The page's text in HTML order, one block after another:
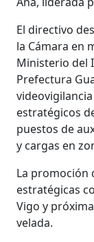
El directivo
la Cámara en
Ministerio del
Prefectura
estratégicos
puestos de
y cargas en
La promoción
estratégicas
Vigo y
velada.